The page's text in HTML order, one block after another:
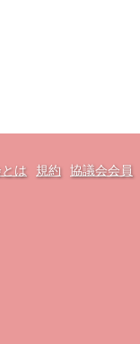
は 規約 協議会会員